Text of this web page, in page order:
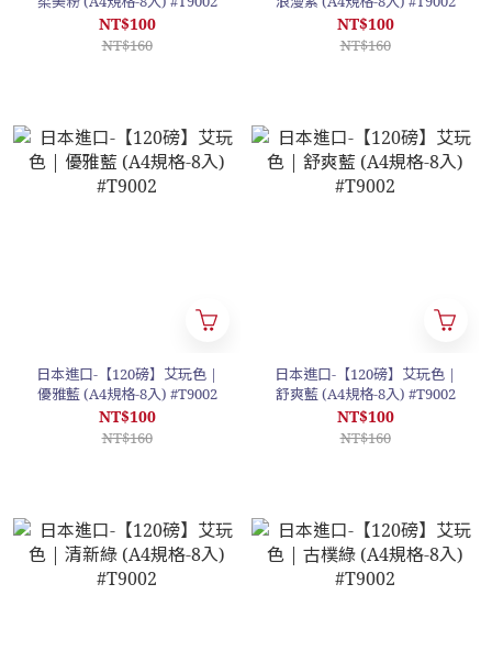
NT$100
NT$160
NT$100
NT$160
日本進口-【120磅】艾玩色 |
優雅藍 (A4規格-8入) #T9002
NT$100
NT$160
日本進口-【120磅】艾玩色 |
舒爽藍 (A4規格-8入) #T9002
NT$100
NT$160